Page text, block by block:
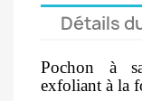
Détails
Pochon à
exfoliant à la